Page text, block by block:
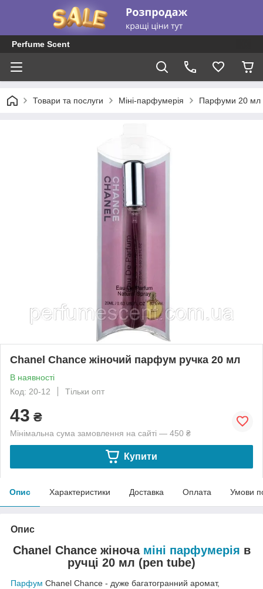
Perfume Scent
Товари та послуги Міні-парфумерія Парфуми 20 мл
Chanel Chance жіночий парфум ручка 20 мл
В наявності
Код: 20-12
Тільки опт
43 ₴
Мінімальна сума замовлення на сайті — 450 ₴
Купити
Опис Характеристики Доставка Оплата Умови
Опис
Chanel Chance жіноча міні парфумерія в
ручці 20 мл (pen tube)
Парфум Chanel Chance - дуже багатогранний аромат,